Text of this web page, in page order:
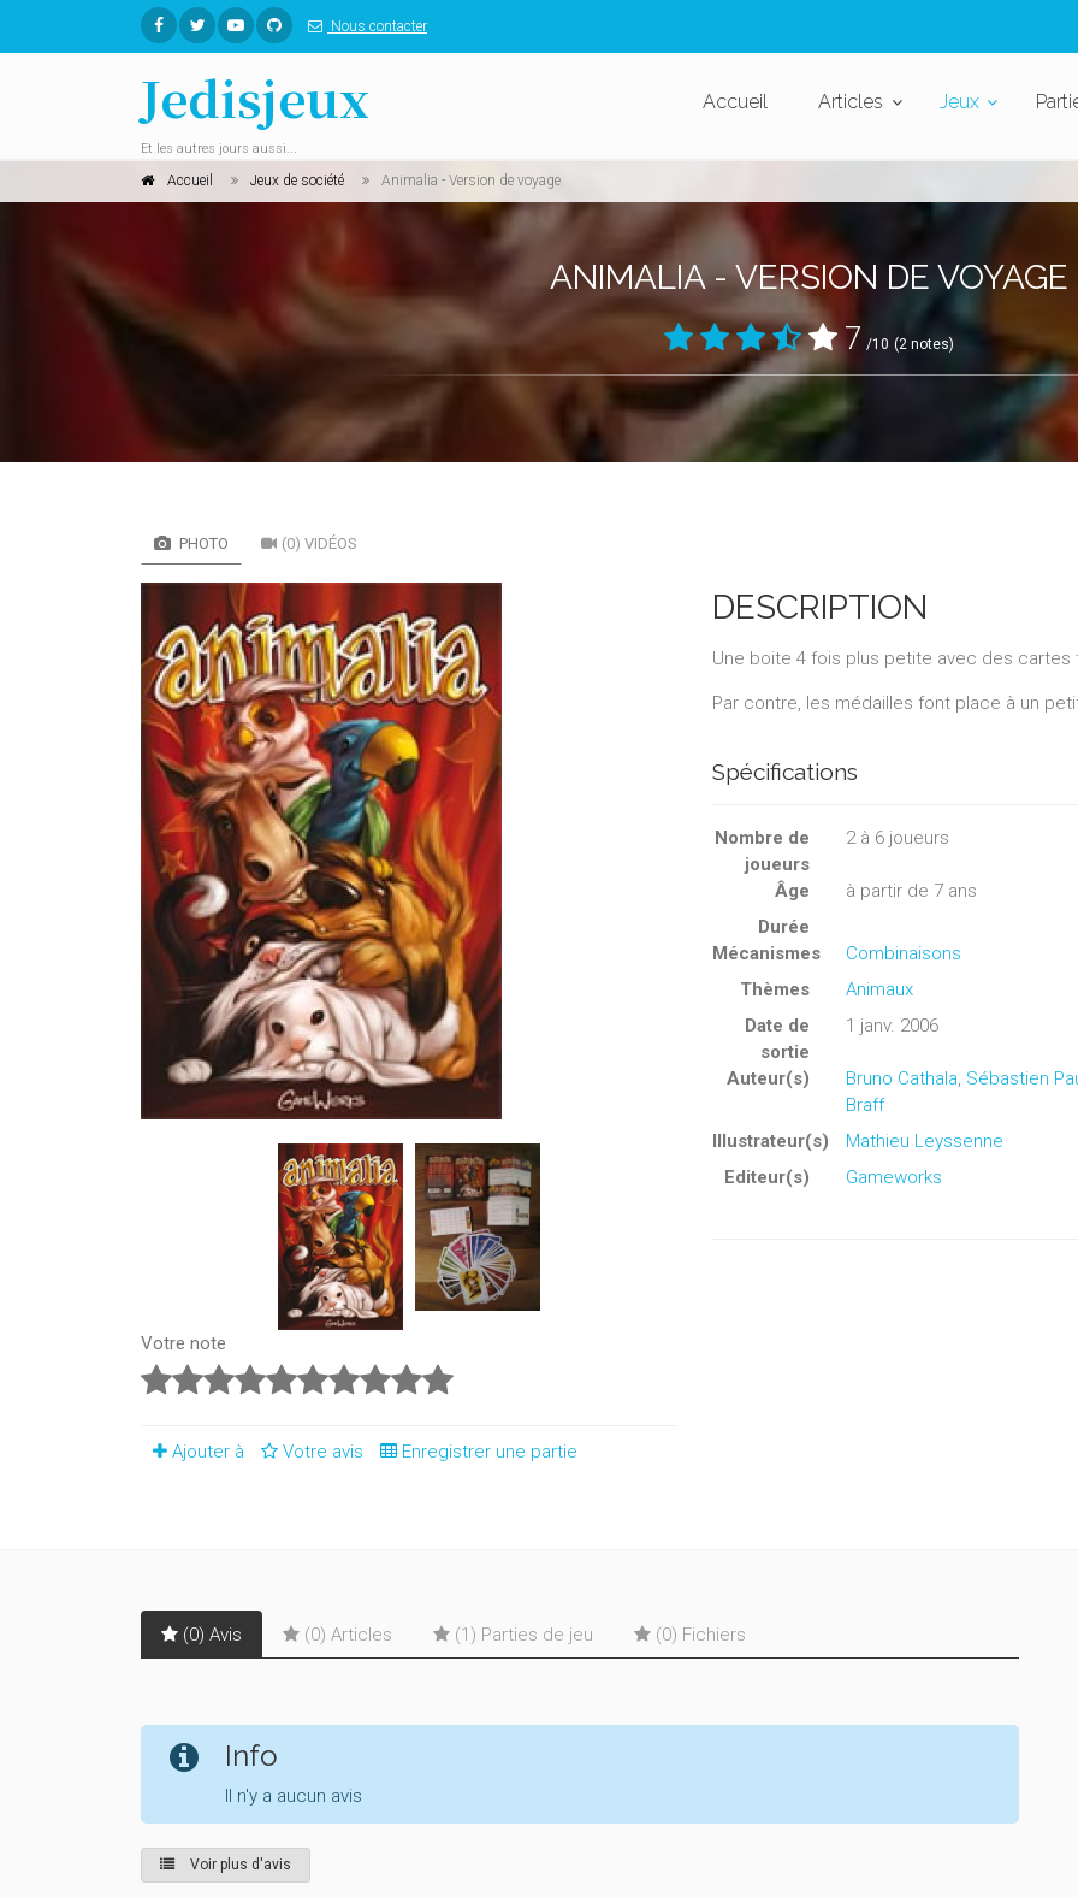
Nous contacter
Jedisjeux
Et les autres jours aussi...
Accueil Articles Jeux
Accueil Jeux de société Animalia - Version de voyage
ANIMALIA - VERSION DE VOYAGE
7 /10 (2 notes)
PHOTO (0) VIDÉOS
Votre note
Ajouter à Votre avis Enregistrer une partie
DESCRIPTION
Une boite 4 fois plus petite avec des cartes
Par contre, les médailles font place à un
Spécifications
Nombre de
joueurs
2à 6joueurs
Âge
à partir de 7 ans
Durée
Mécanismes
Combinaisons
Thèmes
Animaux
Date de
sortie
1 janv. 2006
Auteur(s) Bruno Cathala, Sébastien
Braff
Illustrateur(s)
Mathieu Leyssenne
Editeur(s)
Gameworks
(0) Avis (0) Articles (1) Parties de jeu (0) Fichiers
Info
Il n'y a aucun avis
Voir plus d'avis